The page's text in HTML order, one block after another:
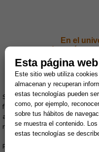
En el
después
Según la filosofía induística,
forma. La forma es el
antahkaranâ) es el nombre.
nombre) por todos los seres
Paralelamente, en nuestro
Esta página
Este sitio web utiliza
almacenan y recuperan
estas tecnologías pueden
como, por ejemplo,
sobre tus hábitos de
se muestra el contenido.
estas tecnologías se